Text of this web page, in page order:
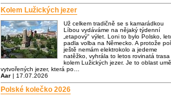
Kolem Lužických jezer
Už celkem tradičně se s kamarádkou
Líbou vydáváme na nějaký týdenní
„etapový" výlet. Loni to bylo Polsko,
padla volba na Německo. A protože
ještě nemám elektrokolo a jedeme
natěžko, vyhrála to letos rovinatá trasa
kolem Lužických jezer. Je to oblast
vytvořených jezer, která po…
Aar | 17.07.2026
Polské kolečko 2026